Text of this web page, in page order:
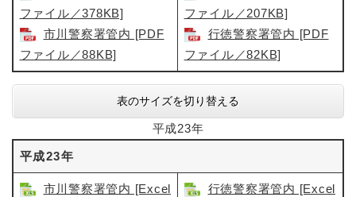
ファイル／378KB]
市川警察署管内 [PDF
ファイル／88KB]
ファイル／207KB]
行徳警察署管内 [PDF
ファイル／82KB]
表のサイズを切り替える
平成23年
平成23年
市川警察署管内 [Excel
行徳警察署管内 [Excel